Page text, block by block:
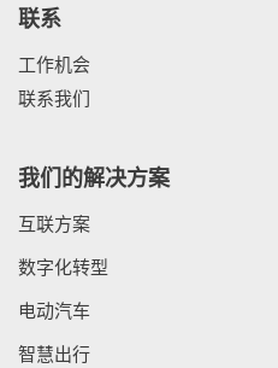
联系
工作机会
联系我们
我们的解决方案
互联方案
数字化转型
电动汽车
智慧出行